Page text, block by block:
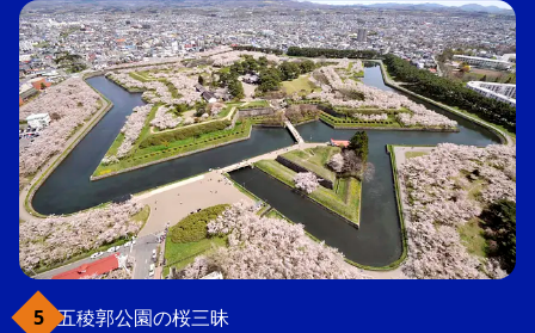
五稜郭公園の桜三昧